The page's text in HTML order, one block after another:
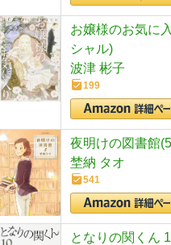
お嬢様のお気に
シャル)
波津 彬子
199
夜明けの図書館
埜納 タオ
541
となりの関くん